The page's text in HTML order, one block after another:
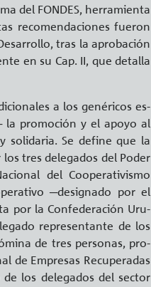
del FON­DES, he­rra­mien­ta
re­co­men­da­cio­nes fue­ron
tras la apro­ba­ción
en su Cap. II, que de­ta­lla
a los ge­né­ri­cos es­
la pro­mo­ción y el apoyo al
so­li­da­ria. Se de­fi­ne que la
los tres de­le­ga­dos del Poder
del Coope­ra­ti­vis­mo
─de­sig­na­do por el
por la Con­fe­de­ra­ción Uru­
re­pre­sen­tan­te de los
de tres per­so­nas, pro­
de Em­pre­sas Re­cu­pe­ra­das
los de­le­ga­dos del sec­tor